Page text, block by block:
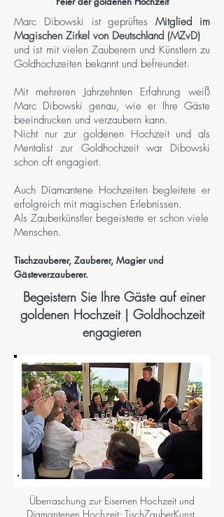
Marc Dibowski ist geprüftesMitglied im
Magischen Zirkel von Deutschland (MZvD)
und ist mit vielen Zauberern und Künstlern zu
Goldhochzeiten bekannt und befreundet.
Mit mehreren Jahrzehnten Erfahrung weiß
Marc Dibowski genau, wie er Ihre Gäste
beeindrucken und verzaubern kann.
Nicht nur zur goldenen Hochzeit und als
Mentalist zur Goldhochzeit war Dibowski
schon oft engagiert.
Auch Diamantene Hochzeiten begleitete er
erfolgreich mit magischen Erlebnissen.
Als Zauberkünstler begeisterte er schon viele
Menschen.
Tischzauberer, Zauberer, Magier und
Gästeverzauberer.
Begeistern Sie Ihre Gäste auf einer
goldenen Hochzeit | Goldhochzeit
engagieren
Überraschung zur Eisernen Hochzeit und
Diamantenen Hochzeit: TischZauberKunst.